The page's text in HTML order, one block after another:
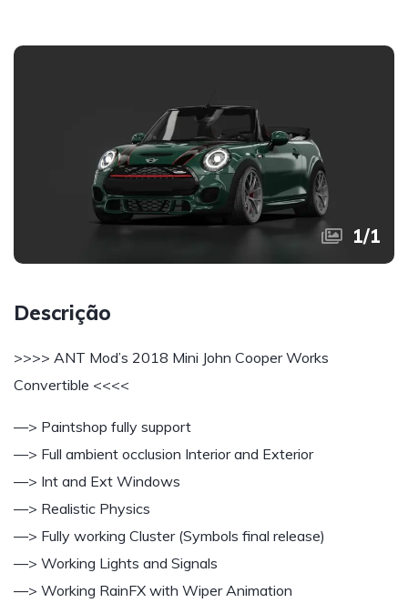
1/1
Descrição
>>>> ANT Mod’s 2018 Mini John Cooper Works
Convertible <<<<
—> Paintshop fully support
—> Full ambient occlusion Interior and Exterior
—> Int and Ext Windows
—> Realistic Physics
—> Fully working Cluster (Symbols final release)
—> Working Lights and Signals
—> Working RainFX with Wiper Animation